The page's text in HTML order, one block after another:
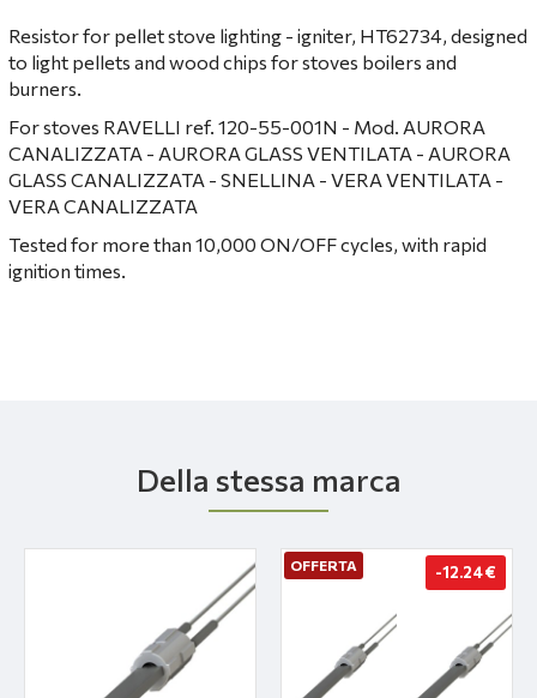
Resistor for pellet stove lighting - igniter, HT62734, designed
to light pellets and wood chips for stoves boilers and
burners.
For stoves RAVELLI ref. 120-55-001N - Mod. AURORA
CANALIZZATA - AURORA GLASS VENTILATA - AURORA
GLASS CANALIZZATA - SNELLINA - VERA VENTILATA -
VERA CANALIZZATA
Tested for more than 10,000 ON/OFF cycles, with rapid
ignition times.
Della stessa marca
OFFERTA -12.24 €